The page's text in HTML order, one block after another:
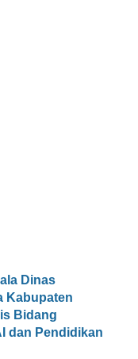
Dinas
Kabupaten
Bidang
dan Pendidikan